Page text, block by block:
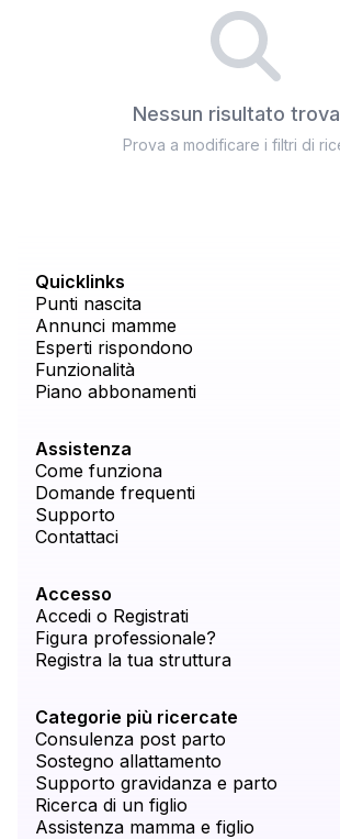
Nessun risultato
Prova a modificare i filtri di
Quicklinks
Punti nascita
Annunci mamme
Esperti rispondono
Funzionalità
Piano abbonamenti
Assistenza
Come funziona
Domande frequenti
Supporto
Contattaci
Accesso
Accedi o Registrati
Figura professionale?
Registra la tua struttura
Categorie più ricercate
Consulenza post parto
Sostegno allattamento
Supporto gravidanza e parto
Ricerca di un figlio
Assistenza mamma e figlio